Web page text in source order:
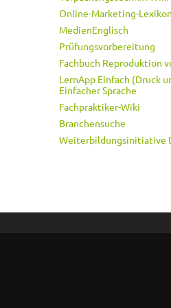
Online-Marketing-Lexikon
MedienEnglisch
Prüfungsvorbereitung
Fachbuch Reproduktion
LernApp Einfach (Druck
Einfacher Sprache
Fachpraktiker-Wiki
Branchensuche
Weiterbildungsinitiative